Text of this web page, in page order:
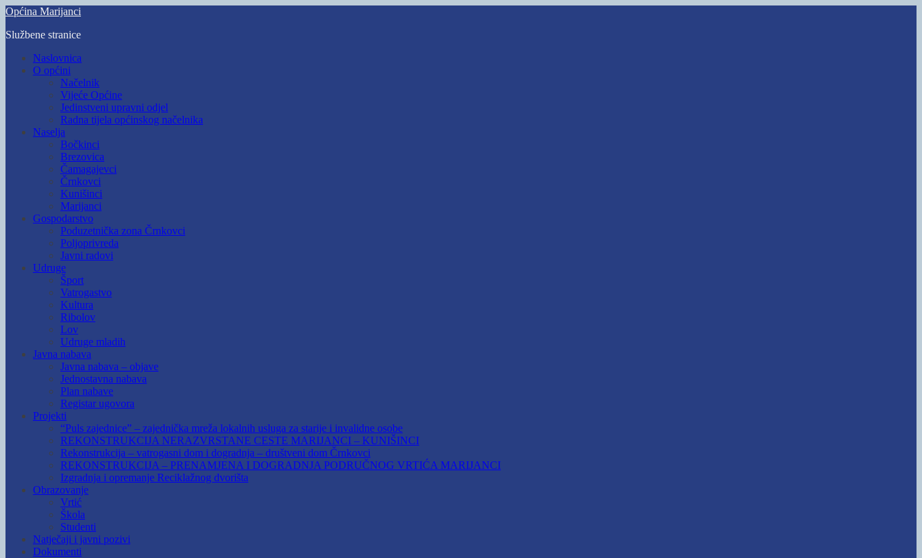
Skip
main
Općina Marijanci
Službene stranice
Toggle
mobile
Naslovnica
O općini
Načelnik
Vijeće Općine
Jedinstveni upravni odjel
Radna tijela općinskog načelnika
Naselja
Bočkinci
Brezovica
Čamagajevci
Črnkovci
Kunišinci
Marijanci
Gospodarstvo
Poduzetnička zona Črnkovci
Poljoprivreda
Javni radovi
Udruge
Šport
Vatrogastvo
Kultura
Ribolov
Lov
Udruge mladih
Javna nabava
Javna nabava – objave
Jednostavna nabava
Plan nabave
Registar ugovora
Projekti
“Puls zajednice” – zajednička mreža lokalnih usluga za starije i invalidne osobe
REKONSTRUKCIJA NERAZVRSTANE CESTE MARIJANCI – KUNIŠINCI
Rekonstrukcija – vatrogasni dom i dogradnja – društveni dom Črnkovci
REKONSTRUKCIJA – PRENAMJENA I DOGRADNJA PODRUČNOG VRTIĆA MARIJANCI
Izgradnja i opremanje Reciklažnog dvorišta
Obrazovanje
Vrtić
Škola
Studenti
Natječaji i javni pozivi
Dokumenti